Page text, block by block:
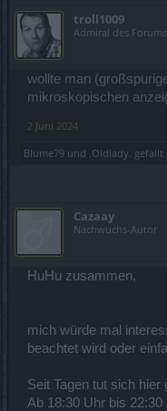
troll1009
Admiral des Forums
wollte man
mikroskopischen
2 Juni 2024
Blume79 und .Oldlady. gefällt
Cazaay
Nachwuchs-Autor
HuHu zusammen,
mich würde mal
beachtet wird oder
Seit Tagen tut sich hier
Ab 18:30 Uhr bis